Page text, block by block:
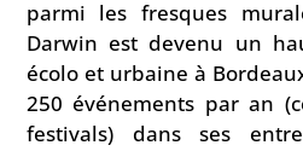
parmi les fresques
Darwin est devenu un
écolo et urbaine à
250 événements par an
festivals) dans ses